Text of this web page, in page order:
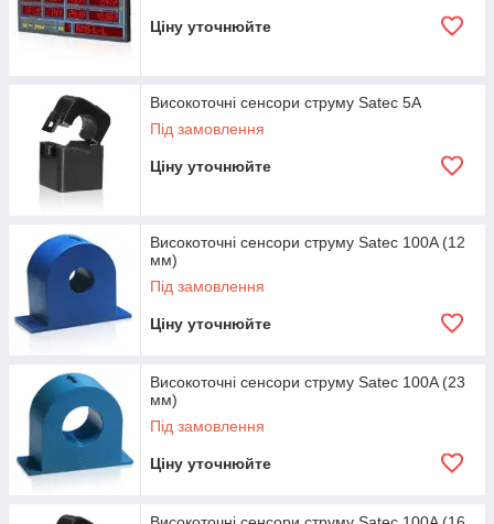
Ціну уточнюйте
Високоточні сенсори струму Satec 5A
Під замовлення
Ціну уточнюйте
Високоточні сенсори струму Satec 100A (12
мм)
Під замовлення
Ціну уточнюйте
Високоточні сенсори струму Satec 100A (23
мм)
Під замовлення
Ціну уточнюйте